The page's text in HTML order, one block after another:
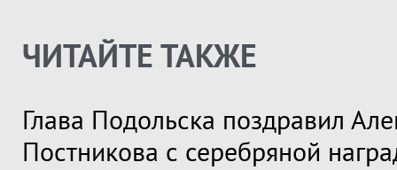
ЧИТАЙТЕ ТАКЖЕ
Глава Подольска поздравил
Постникова с серебряной